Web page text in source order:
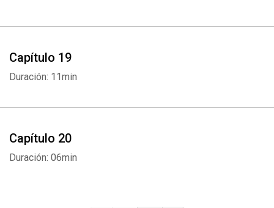
Capítulo 19
Duración: 11min
Capítulo 20
Duración: 06min